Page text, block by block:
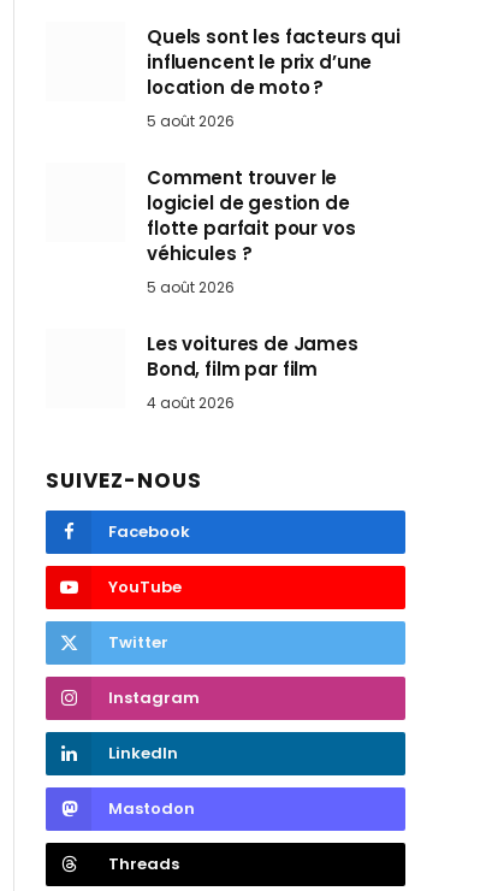
Quels sont les facteurs qui
influencent le prix d’une
location de moto ?
5 août 2026
Comment trouver le
logiciel de gestion de
flotte parfait pour vos
véhicules ?
5 août 2026
Les voitures de James
Bond, film par film
4 août 2026
SUIVEZ-NOUS
Facebook
YouTube
Twitter
Instagram
LinkedIn
Mastodon
Threads